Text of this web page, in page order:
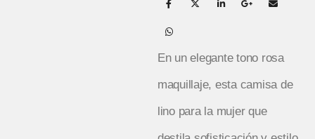
En un elegante tono rosa
maquillaje, esta camisa de
lino para la mujer que